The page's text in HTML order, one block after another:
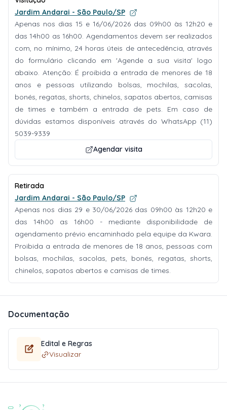
Jardim Andarai - São Paulo/SP
Apenas nos dias 15 e 16/06/2026 das 09h00 às 12h20 e
das 14h00 as 16h00. Agendamentos devem ser realizados
com, no mínimo, 24 horas úteis de antecedência, através
do formulário clicando em 'Agende a sua visita' logo
abaixo. Atenção: É proibida a entrada de menores de 18
anos e pessoas utilizando bolsas, mochilas, sacolas,
bonés, regatas, shorts, chinelos, sapatos abertos, camisas
de times e também a entrada de pets. Em caso de
dúvidas estamos disponíveis através do WhatsApp (11)
5039-9339
Agendar visita
Retirada
Jardim Andarai - São Paulo/SP
Apenas nos dias 29 e 30/06/2026 das 09h00 às 12h20 e
das 14h00 as 16h00 - mediante disponibilidade de
agendamento prévio encaminhado pela equipe da Kwara.
Proibida a entrada de menores de 18 anos, pessoas com
bolsas, mochilas, sacolas, pets, bonés, regatas, shorts,
chinelos, sapatos abertos e camisas de times.
Documentação
Edital e Regras
Visualizar